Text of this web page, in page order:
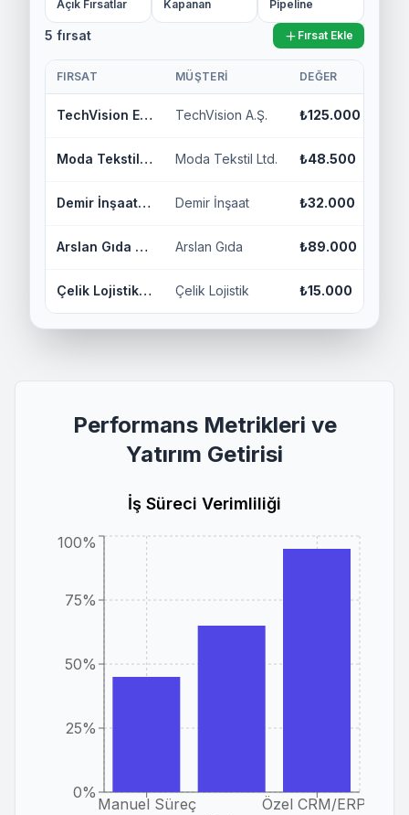
Açık Fırsatlar Kapanan Pipeline
5 fırsat Fırsat Ekle
FIRSAT MÜŞTERI DEĞER
TechVision ERP Kurulumu TechVision A.Ş. ₺125.000
Moda Tekstil CRM Lisansı Moda Tekstil Ltd. ₺48.500
Demir İnşaat Modül Paketi Demir İnşaat ₺32.000
Arslan Gıda Entegrasyonu Arslan Gıda ₺89.000
Çelik Lojistik Pilot Çelik Lojistik ₺15.000
Performans Metrikleri ve
Yatırım Getirisi
İş Süreci Verimliliği
Manuel Süreç Özel CRM/ERP
0%
25%
50%
75%
100%